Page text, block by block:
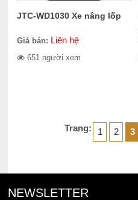
JTC-WD1030 Xe nâng lốp
Giá bán: Liên hệ
651 người xem
Trang: 1 2 3
NEWSLETTER